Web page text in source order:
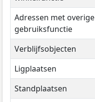
Adressen met overige
gebruiksfunctie
Verblijfsobjecten
Ligplaatsen
Standplaatsen